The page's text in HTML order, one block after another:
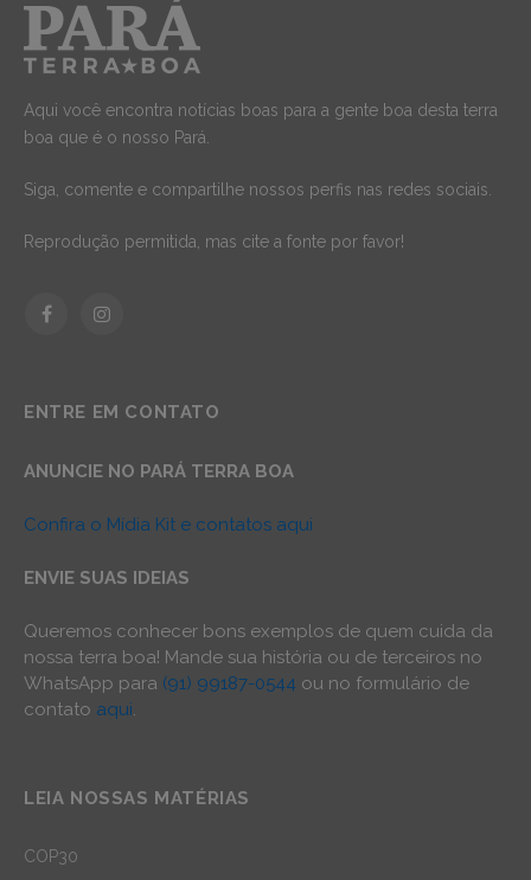
Aqui você encontra notícias boas para a gente boa desta terra
boa que é o nosso Pará.
Siga, comente e compartilhe nossos perfis nas redes sociais.
Reprodução permitida, mas cite a fonte por favor!
FacebookInstagram
ENTRE EM CONTATO
ANUNCIE NO PARÁ TERRA BOA
Confira o Mídia Kit e contatos aqui
ENVIE SUAS IDEIAS
Queremos conhecer bons exemplos de quem cuida da
nossa terra boa! Mande sua história ou de terceiros no
WhatsApp para (91) 99187-0544 ou no formulário de
contato aqui.
LEIA NOSSAS MATÉRIAS
COP30